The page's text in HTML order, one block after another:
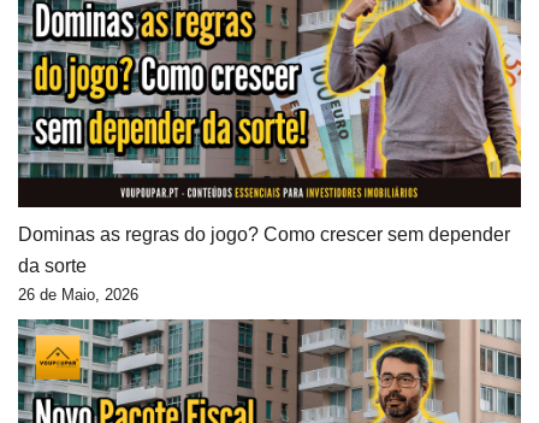
Dominas as regras do jogo? Como crescer sem depender
da sorte
26 de Maio, 2026